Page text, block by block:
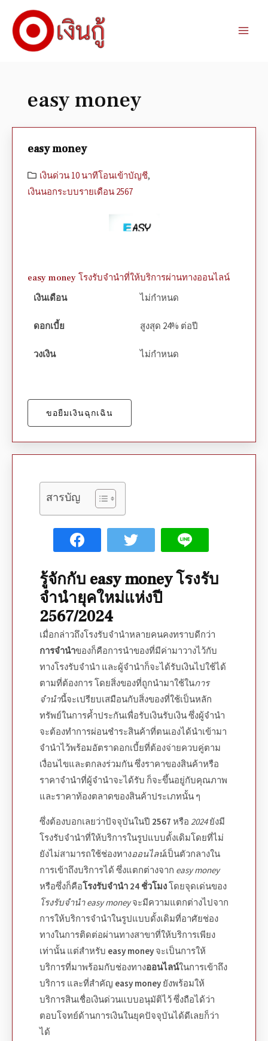
easy money
easy money
เงินด่วน 10 นาทีโอนเข้าบัญชี,
เงินนอกระบบรายเดือน 2567
easy money โรงรับจำนำที่ให้บริการผ่านทางออนไลน์
เงินเดือน
ไม่กำหนด
ดอกเบี้ย สูงสุด 24% ต่อปี
วงเงิน ไม่กำหนด
ขอยืมเงินฉุกเฉิน
สารบัญ
รู้จักกับ easy moneyโรงรับ
จำนำยุคใหม่แห่งปี
2567/2024
เมื่อกล่าวถึงโรงรับจำนำหลายคนคงทราบดีกว่า
การจำนำของก็คือการนำของที่มีค่ามาวางไว้กับ
ทางโรงรับจำนำ และผู้จำนำก็จะได้รับเงินไปใช้ได้
ตามที่ต้องการ โดยสิ่งของที่ถูกนำมาใช้ในการ
จำนำนี้จะเปรียบเสมือนกับสิ่งของที่ใช้เป็นหลัก
ทรัพย์ในการค้ำประกันเพื่อรับเงินรับเงิน ซึ่งผู้จำนำ
จะต้องทำการผ่อนชำระสินค้าที่ตนเองได้นำเข้ามา
จำนำไว้พร้อมอัตราดอกเบี้ยที่ต้องจ่ายควบคู่ตาม
เงื่อนไขและตกลงร่วมกัน ซึ่งราคาของสินค้าหรือ
ราคาจำนำที่ผู้จำนำจะได้รับ ก็จะขึ้นอยู่กับคุณภาพ
และราคาท้องตลาดของสินค้าประเภทนั้น ๆ
ซึ่งต้องบอกเลยว่าปัจจุบันในปี 2567 หรือ 2024ยังมี
โรงรับจำนำที่ให้บริการในรูปแบบดั้งเดิมโดยที่ไม่
ยังไม่สามารถใช้ช่องทางออนไลน์เป็นตัวกลางใน
การเข้าถึงบริการได้ ซึ่งแตกต่างจาก easy money
หรือซึ่งก็คือโรงรับจํานํา 24 ชั่วโมงโดยจุดเด่นของ
โรงรับจํานําeasy moneyจะมีความแตกต่างไปจาก
การให้บริการจำนำในรูปแบบดั้งเดิมที่อาศัยช่อง
ทางในการติดต่อผ่านทางสาขาที่ให้บริการเพียง
เท่านั้น แต่สำหรับ easy money จะเป็นการให้
บริการที่มาพร้อมกับช่องทางออนไลน์ในการเข้าถึง
บริการ และที่สำคัญ easy money ยังพร้อมให้
บริการสินเชื่อเงินด่วนแบบอนุมัติไว้ ซึ่งถือได้ว่า
ตอบโจทย์ด้านการเงินในยุคปัจจุบันได้ดีเลยก็ว่า
ได้